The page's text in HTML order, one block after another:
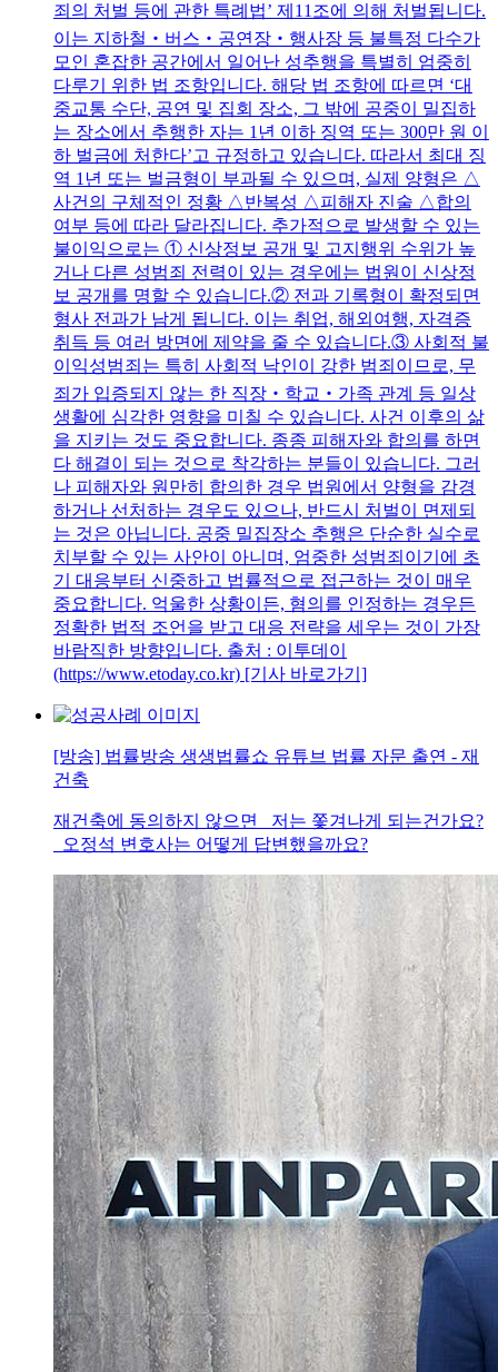
죄의 처벌 등에 관한 특례법’ 제11조에 의해 처벌됩니다.
이는 지하철‧버스‧공연장‧행사장 등 불특정 다수가
모인 혼잡한 공간에서 일어난 성추행을 특별히 엄중히
다루기 위한 법 조항입니다. 해당 법 조항에 따르면 ‘대
중교통 수단, 공연 및 집회 장소, 그 밖에 공중이 밀집하
는 장소에서 추행한 자는 1년 이하 징역 또는 300만 원 이
하 벌금에 처한다’고 규정하고 있습니다. 따라서 최대 징
역 1년 또는 벌금형이 부과될 수 있으며, 실제 양형은 △
사건의 구체적인 정황 △반복성 △피해자 진술 △합의
여부 등에 따라 달라집니다. 추가적으로 발생할 수 있는
불이익으로는 ① 신상정보 공개 및 고지행위 수위가 높
거나 다른 성범죄 전력이 있는 경우에는 법원이 신상정
보 공개를 명할 수 있습니다.② 전과 기록형이 확정되면
형사 전과가 남게 됩니다. 이는 취업, 해외여행, 자격증
취득 등 여러 방면에 제약을 줄 수 있습니다.③ 사회적 불
이익성범죄는 특히 사회적 낙인이 강한 범죄이므로, 무
죄가 입증되지 않는 한 직장‧학교‧가족 관계 등 일상
생활에 심각한 영향을 미칠 수 있습니다. 사건 이후의 삶
을 지키는 것도 중요합니다. 종종 피해자와 합의를 하면
다 해결이 되는 것으로 착각하는 분들이 있습니다. 그러
나 피해자와 원만히 합의한 경우 법원에서 양형을 감경
하거나 선처하는 경우도 있으나, 반드시 처벌이 면제되
는 것은 아닙니다. 공중 밀집장소 추행은 단순한 실수로
치부할 수 있는 사안이 아니며, 엄중한 성범죄이기에 초
기 대응부터 신중하고 법률적으로 접근하는 것이 매우
중요합니다. 억울한 상황이든, 혐의를 인정하는 경우든
정확한 법적 조언을 받고 대응 전략을 세우는 것이 가장
바람직한 방향입니다. 출처 : 이투데이
(https://www.etoday.co.kr) [기사 바로가기]
[방송] 법률방송 생생법률쇼 유튜브 법률 자문 출연 - 재
건축
재건축에 동의하지 않으면 저는 쫓겨나게 되는건가요?
오정석 변호사는 어떻게 답변했을까요?